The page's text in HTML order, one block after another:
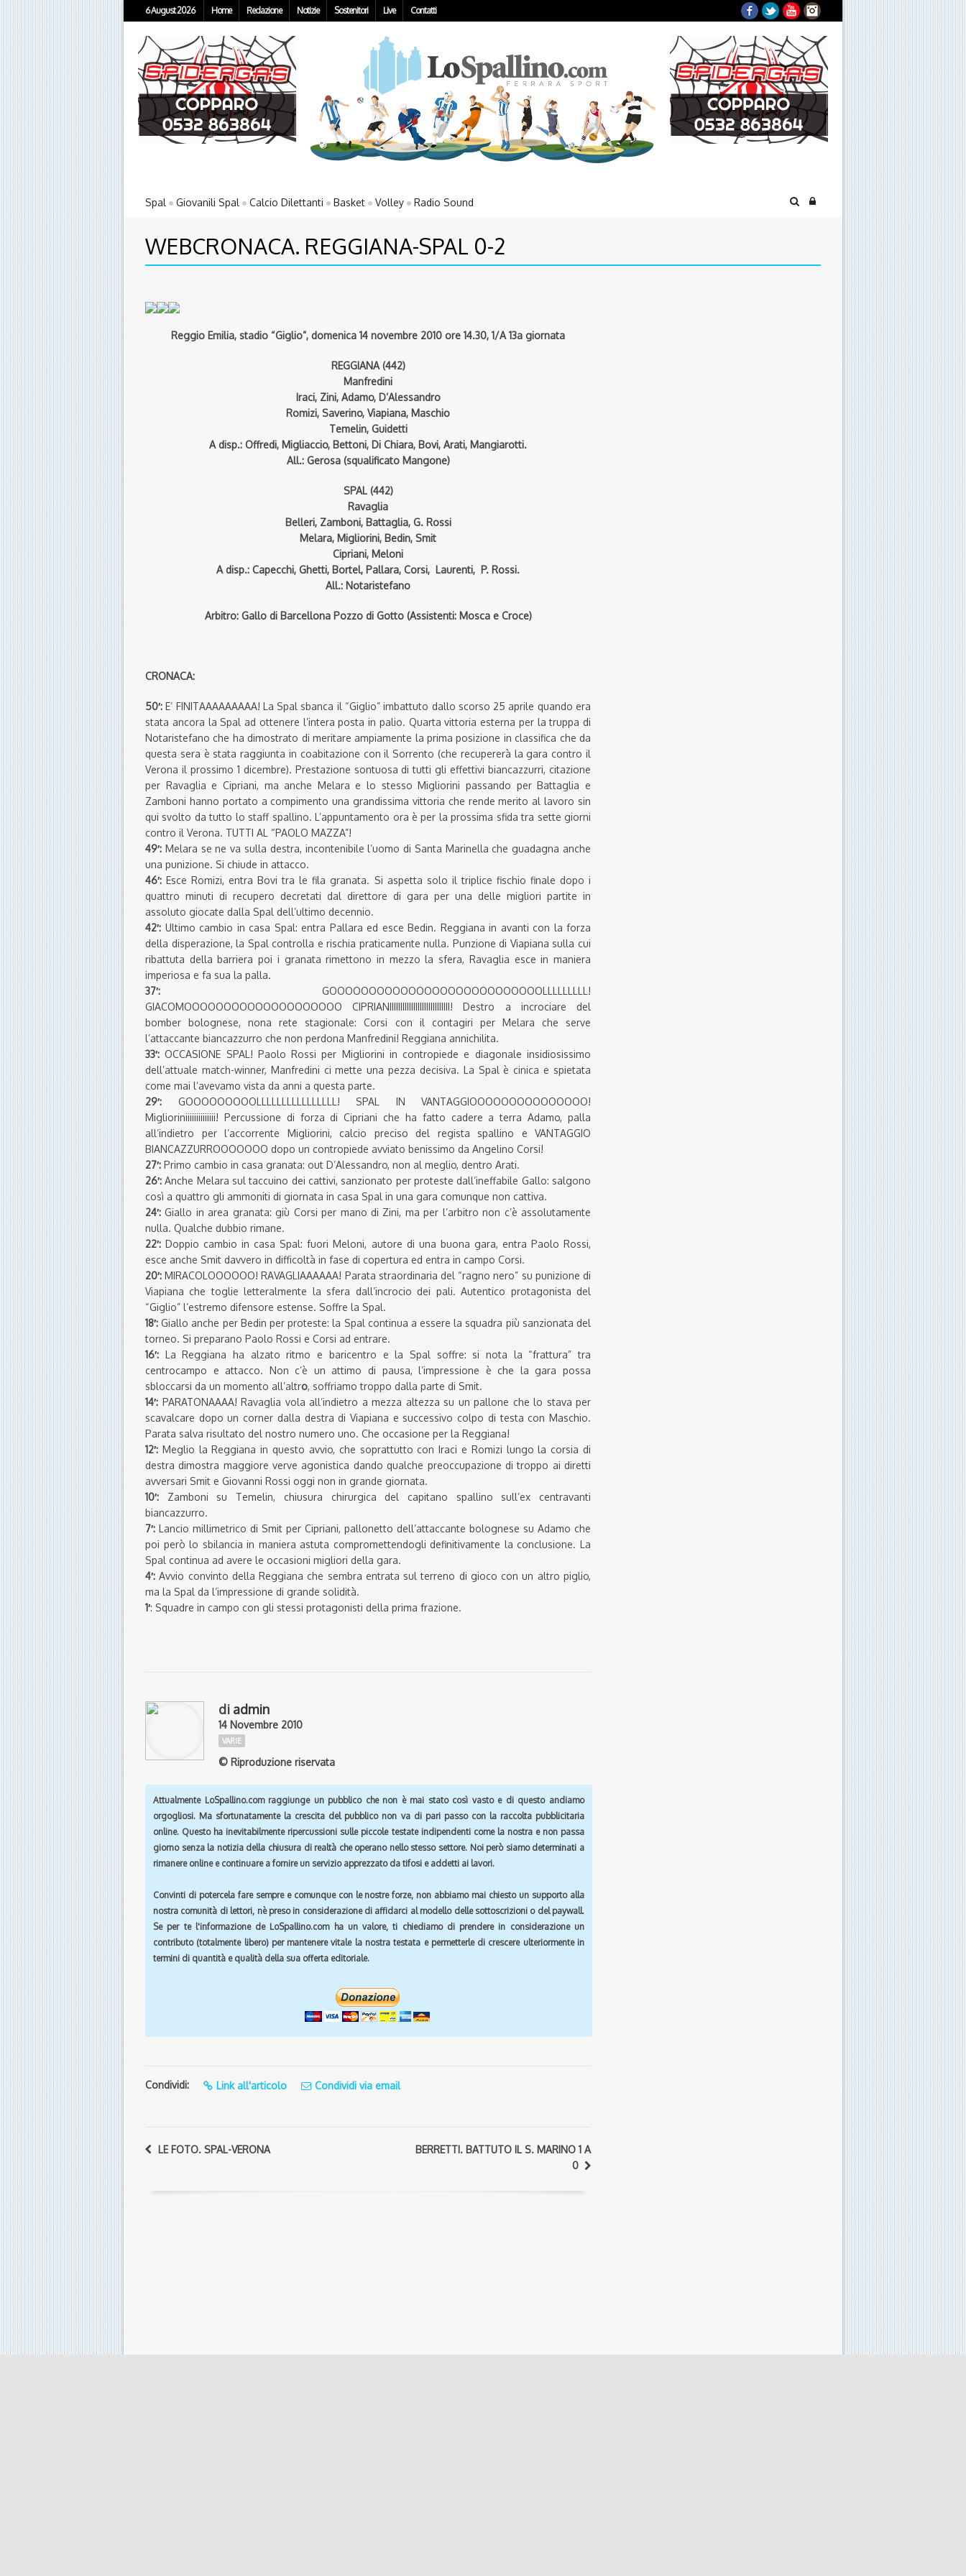
6 August 2026 Home Redazione Notizie Sostenitori Live Contatti Facebook
TwitterYouTubeInstagram
Spal Giovanili Spal Calcio Dilettanti Basket Volley Radio Sound
WEBCRONACA. REGGIANA-SPAL 0-2
Reggio Emilia, stadio “Giglio”, domenica 14 novembre 2010 ore 14.30, 1/A 13a giornata
REGGIANA (442)
Manfredini
Iraci, Zini, Adamo, D’Alessandro
Romizi, Saverino, Viapiana, Maschio
Temelin, Guidetti
A disp.: Offredi, Migliaccio, Bettoni, Di Chiara, Bovi, Arati, Mangiarotti.
All.: Gerosa (squalificato Mangone)
SPAL (442)
Ravaglia
Belleri, Zamboni, Battaglia, G. Rossi
Melara, Migliorini, Bedin, Smit
Cipriani, Meloni
A disp.: Capecchi, Ghetti, Bortel, Pallara, Corsi, Laurenti, P. Rossi.
All.: Notaristefano
Arbitro: Gallo di Barcellona Pozzo di Gotto (Assistenti: Mosca e Croce)
CRONACA:
50′:E’ FINITAAAAAAAAA! La Spal sbanca il “Giglio” imbattuto dallo scorso 25 aprile quando era
stata ancora la Spal ad ottenere l’intera posta in palio. Quarta vittoria esterna per la truppa di
Notaristefano che ha dimostrato di meritare ampiamente la prima posizione in classifica che da
questa sera è stata raggiunta in coabitazione con il Sorrento (che recupererà la gara contro il
Verona il prossimo 1 dicembre). Prestazione sontuosa di tutti gli effettivi biancazzurri, citazione
per Ravaglia e Cipriani, ma anche Melara e lo stesso Migliorini passando per Battaglia e
Zamboni hanno portato a compimento una grandissima vittoria che rende merito al lavoro sin
qui svolto da tutto lo staff spallino. L’appuntamento ora è per la prossima sfida tra sette giorni
contro il Verona. TUTTI AL “PAOLO MAZZA”!
49′: Melara se ne va sulla destra, incontenibile l’uomo di Santa Marinella che guadagna anche
una punizione. Si chiude in attacco.
46′:Esce Romizi, entra Bovi tra le fila granata. Si aspetta solo il triplice fischio finale dopo i
quattro minuti di recupero decretati dal direttore di gara per una delle migliori partite in
assoluto giocate dalla Spal dell’ultimo decennio.
42′: Ultimo cambio in casa Spal: entra Pallara ed esce Bedin. Reggiana in avanti con la forza
della disperazione, la Spal controlla e rischia praticamente nulla. Punzione di Viapiana sulla cui
ribattuta della barriera poi i granata rimettono in mezzo la sfera, Ravaglia esce in maniera
imperiosa e fa sua la palla.
37′: GOOOOOOOOOOOOOOOOOOOOOOOOOOOLLLLLLLLL!
GIACOMOOOOOOOOOOOOOOOOOOOO CIPRIANIIIIIIIIIIIIIIIIIIIIIIIIIIII! Destro a incrociare del
bomber bolognese, nona rete stagionale: Corsi con il contagiri per Melara che serve
l’attaccante biancazzurro che non perdona Manfredini! Reggiana annichilita.
33′: OCCASIONE SPAL! Paolo Rossi per Migliorini in contropiede e diagonale insidiosissimo
dell’attuale match-winner, Manfredini ci mette una pezza decisiva. La Spal è cinica e spietata
come mai l’avevamo vista da anni a questa parte.
29′: GOOOOOOOOOLLLLLLLLLLLLLLLL! SPAL IN VANTAGGIOOOOOOOOOOOOOOO!
Miglioriniiiiiiiiiiiiii! Percussione di forza di Cipriani che ha fatto cadere a terra Adamo, palla
all’indietro per l’accorrente Migliorini, calcio preciso del regista spallino e VANTAGGIO
BIANCAZZURROOOOOOO dopo un contropiede avviato benissimo da Angelino Corsi!
27′: Primo cambio in casa granata: out D’Alessandro, non al meglio, dentro Arati.
26′:Anche Melara sul taccuino dei cattivi, sanzionato per proteste dall’ineffabile Gallo: salgono
così a quattro gli ammoniti di giornata in casa Spal in una gara comunque non cattiva.
24′:Giallo in area granata: giù Corsi per mano di Zini, ma per l’arbitro non c’è assolutamente
nulla. Qualche dubbio rimane.
22′:Doppio cambio in casa Spal: fuori Meloni, autore di una buona gara, entra Paolo Rossi,
esce anche Smit davvero in difficoltà in fase di copertura ed entra in campo Corsi.
20′:MIRACOLOOOOOO! RAVAGLIAAAAAA! Parata straordinaria del “ragno nero” su punizione di
Viapiana che toglie letteralmente la sfera dall’incrocio dei pali. Autentico protagonista del
“Giglio” l’estremo difensore estense. Soffre la Spal.
18′:Giallo anche per Bedin per proteste: la Spal continua a essere la squadra più sanzionata del
torneo. Si preparano Paolo Rossi e Corsi ad entrare.
16′: La Reggiana ha alzato ritmo e baricentro e la Spal soffre: si nota la “frattura” tra
centrocampo e attacco. Non c’è un attimo di pausa, l’impressione è che la gara possa
sbloccarsi da un momento all’altro, soffriamo troppo dalla parte di Smit.
14′: PARATONAAAA! Ravaglia vola all’indietro a mezza altezza su un pallone che lo stava per
scavalcare dopo un corner dalla destra di Viapiana e successivo colpo di testa con Maschio.
Parata salva risultato del nostro numero uno. Che occasione per la Reggiana!
12′: Meglio la Reggiana in questo avvio, che soprattutto con Iraci e Romizi lungo la corsia di
destra dimostra maggiore verve agonistica dando qualche preoccupazione di troppo ai diretti
avversari Smit e Giovanni Rossi oggi non in grande giornata.
10′: Zamboni su Temelin, chiusura chirurgica del capitano spallino sull’ex centravanti
biancazzurro.
7′: Lancio millimetrico di Smit per Cipriani, pallonetto dell’attaccante bolognese su Adamo che
poi però lo sbilancia in maniera astuta compromettendogli definitivamente la conclusione. La
Spal continua ad avere le occasioni migliori della gara.
4′:Avvio convinto della Reggiana che sembra entrata sul terreno di gioco con un altro piglio,
ma la Spal da l’impressione di grande solidità.
1′: Squadre in campo con gli stessi protagonisti della prima frazione.
di admin
14 Novembre 2010
VARIE
© Riproduzione riservata
Attualmente LoSpallino.comraggiunge un pubblico che non è mai stato così vasto e di questo andiamo
orgogliosi. Ma sfortunatamente la crescita del pubblico non va di pari passo con la raccolta pubblicitaria
online. Questo ha inevitabilmente ripercussioni sulle piccole testate indipendenti come la nostra e non passa
giorno senza la notizia della chiusura di realtà che operano nello stesso settore. Noi però siamo determinati a
rimanere online e continuare a fornire un servizio apprezzato da tifosi e addetti ai lavori.
Convinti di potercela fare sempre e comunque con le nostre forze, non abbiamo mai chiesto un supporto alla
nostra comunità di lettori, nè preso in considerazione di affidarci al modello delle sottoscrizioni o del paywall.
Se per te l'informazione de LoSpallino.comha un valore, ti chiediamo di prendere in considerazione un
contributo (totalmente libero) per mantenere vitale la nostra testata e permetterle di crescere ulteriormente in
termini di quantità e qualità della sua offerta editoriale.
Condividi: Link all'articolo Condividi via email
LE FOTO. SPAL-VERONA
BERRETTI. BATTUTO IL S. MARINO 1 A
0